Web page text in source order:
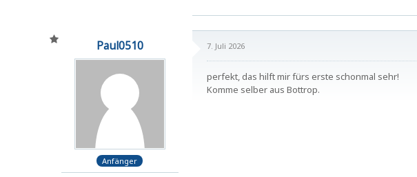
Paul0510
Anfänger
7. Juli 2026
perfekt, das hilft mir fürs erste schonmal sehr!
Komme selber aus Bottrop.